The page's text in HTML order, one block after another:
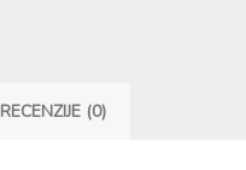
RECENZIJE (0)